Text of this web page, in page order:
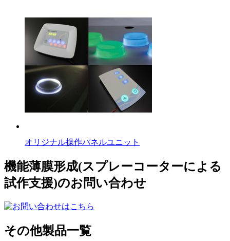
オリジナル操作パネルユニット
機能薄膜形成(スプレーコーターによる
試作支援)のお問い合わせ
その他製品一覧